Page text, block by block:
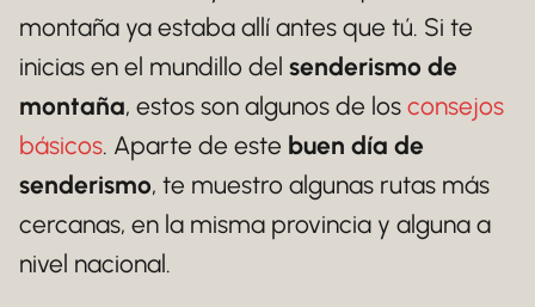
montaña ya estaba allí antes que tú. Si te
inicias en el mundillo del senderismo de
montaña, estos son algunos de los consejos
básicos. Aparte de este buen día de
senderismo, te muestro algunas rutas más
cercanas, en la misma provincia y alguna a
nivel nacional.